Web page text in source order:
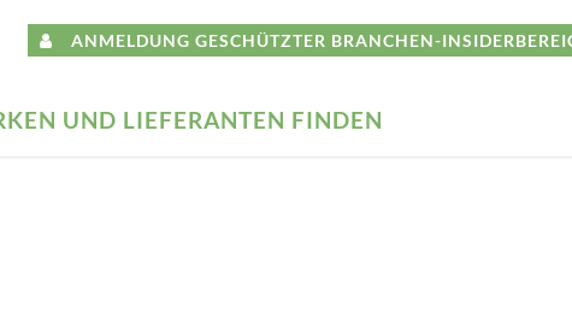
ANMELDUNG GESCHÜTZTER BRANCHEN-
UND LIEFERANTEN FINDEN